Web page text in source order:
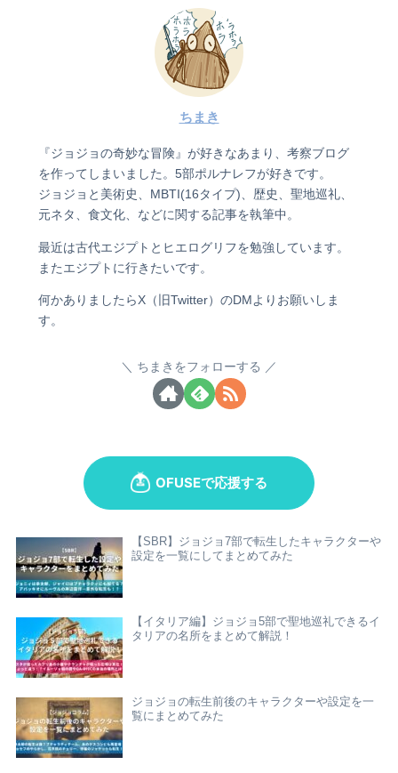
ちまき
『ジョジョの奇妙な冒険』が好きなあまり、考察ブログ
を作ってしまいました。5部ポルナレフが好きです。
ジョジョと美術史、MBTI(16タイプ)、歴史、聖地巡礼、
元ネタ、食文化、などに関する記事を執筆中。
最近は古代エジプトとヒエログリフを勉強しています。
またエジプトに行きたいです。
何かありましたらX（旧Twitter）のDMよりお願いしま
す。
ちまきをフォローする
【SBR】ジョジョ7部で転生したキャラクターや
設定を一覧にしてまとめてみた
【イタリア編】ジョジョ5部で聖地巡礼できるイ
タリアの名所をまとめて解説！
ジョジョの転生前後のキャラクターや設定を一
覧にまとめてみた